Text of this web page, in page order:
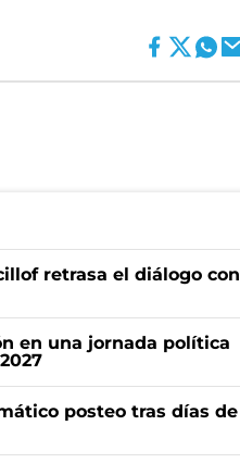
retrasa el diálogo con
en una jornada política
posteo tras días de